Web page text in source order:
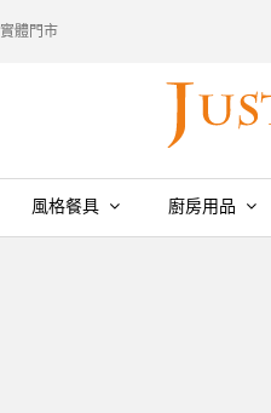
實體門市
風格餐具 廚房用品